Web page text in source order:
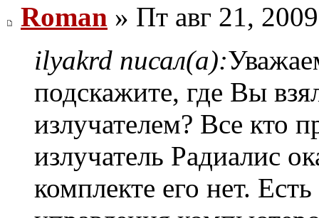
Roman » Пт авг 21,
ilyakrd писал(а):
подскажите, где Вы
излучателем? Все кто
излучатель Радиалис
комплекте его нет.